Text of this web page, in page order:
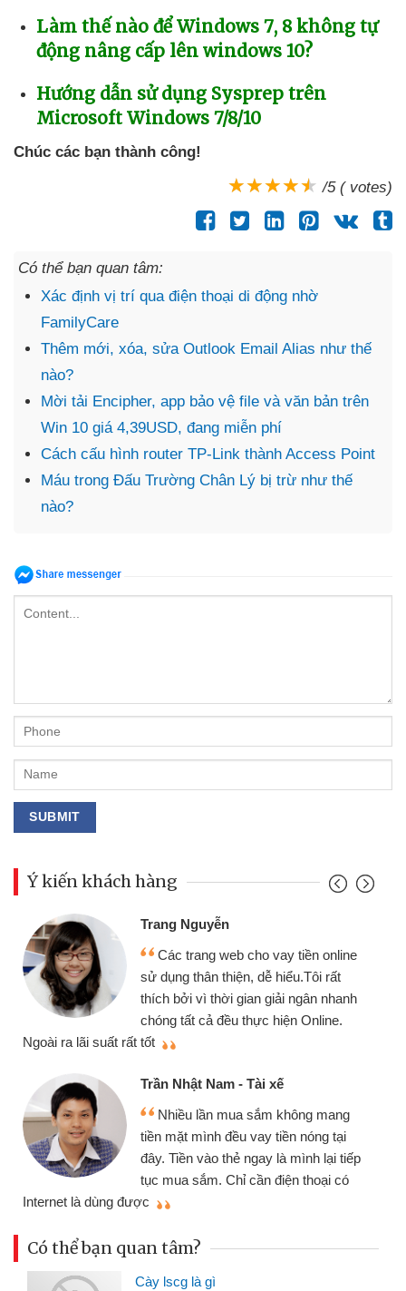
Làm thế nào để Windows 7, 8 không tự
động nâng cấp lên windows 10?
Hướng dẫn sử dụng Sysprep trên
Microsoft Windows 7/8/10
Chúc các bạn thành công!
/5 ( votes)
Có thể bạn quan tâm:
Xác định vị trí qua điện thoại di động nhờ
FamilyCare
Thêm mới, xóa, sửa Outlook Email Alias như thế
nào?
Mời tải Encipher, app bảo vệ file và văn bản trên
Win 10 giá 4,39USD, đang miễn phí
Cách cấu hình router TP-Link thành Access Point
Máu trong Đấu Trường Chân Lý bị trừ như thế
nào?
Ý kiến khách hàng
Đoàn Hữu Cảnh
Mình cần tiền gấp nên định cầm cố
chiếc xe wave nhưng thật may đã có
gói vay tiền bằng CMND online không
cần gặp mặt nên rất tiện lợi, sẽ giới
thiệu cho bạn bè biết
Cấn Văn Lực - Tạp hóa
Tôi kinh doanh buôn bán nhỏ lẻ
nhiều lúc cần vốn nhập hàng, nhờ biết
đến website qua bạn bè giới thiệu tôi
đã giải quyết được công việc của
Có thể bạn quan tâm?
Cày lscg là gì